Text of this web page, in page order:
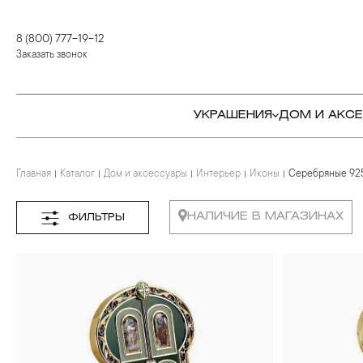
8 (800) 777-19-12
Заказать звонок
УКРАШЕНИЯ
КОЛЬЦА
СЕРЬГИ
ДОМ И
СТОЛОВЫЕ ПРИБОРЫ
СЕРВИРОВКА СТОЛА
КОЛЬЦА
СЕРЬГИ
КАМНЕРЕЗНОЕ
ИСКУССТВО
Главная Каталог Дом и аксессуары Интерьер Иконы Серебряные
ФИЛЬТРЫ НАЛИЧИЕ В МАГАЗИНАХ